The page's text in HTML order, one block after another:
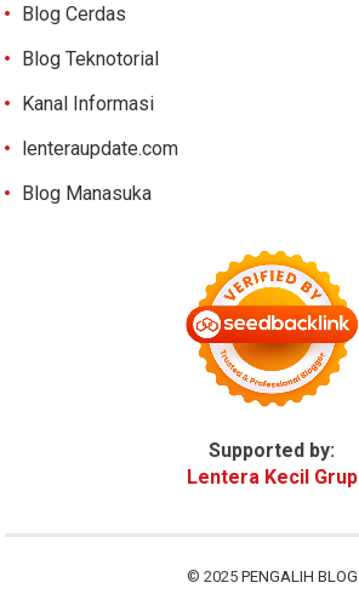
Blog Cerdas
Blog Teknotorial
Kanal Informasi
lenteraupdate.com
Blog Manasuka
Supported by:
Lentera Kecil Grup
© 2025 PENGALIH BLOG